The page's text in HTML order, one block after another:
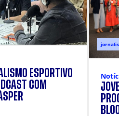
ESPORTIVO
COM